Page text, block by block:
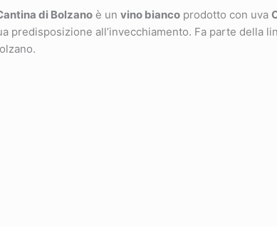
di Bolzano è un vino bianco prodotto con uva
predisposizione all’invecchiamento. Fa parte della